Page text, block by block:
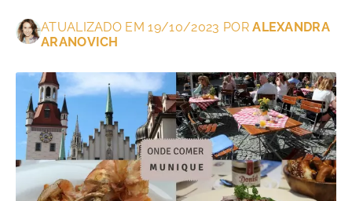
ATUALIZADO EM 19/10/2023 PORALEXANDRA
ARANOVICH